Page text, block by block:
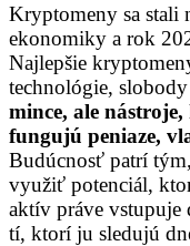
Kryptomeny sa stali
ekonomiky a rok
Najlepšie
technológie,
mince, ale
fungujú peniaze,
Budúcnosť patrí
využiť potenciál,
aktív práve vstupuje
tí, ktorí ju sledujú